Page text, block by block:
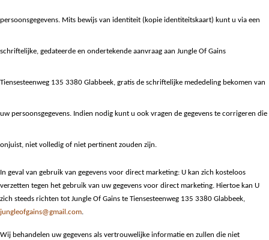
persoonsgegevens. Mits bewijs van identiteit (kopie identiteitskaart) kunt u via een
schriftelijke, gedateerde en ondertekende aanvraag aan Jungle Of Gains
Tiensesteenweg 135 3380 Glabbeek, gratis de schriftelijke mededeling bekomen van
uw persoonsgegevens. Indien nodig kunt u ook vragen de gegevens te corrigeren die
onjuist, niet volledig of niet pertinent zouden zijn.
In geval van gebruik van gegevens voor direct marketing: U kan zich kosteloos
verzetten tegen het gebruik van uw gegevens voor direct marketing. Hiertoe kan U
zich steeds richten tot Jungle Of Gains te Tiensesteenweg 135 3380 Glabbeek,
jungleofgains@gmail.com.
Wij behandelen uw gegevens als vertrouwelijke informatie en zullen die niet